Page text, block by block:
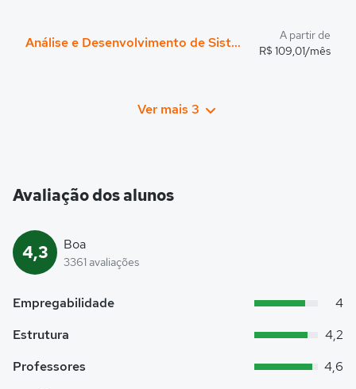
Análise e Desenvolvimento de Sistemas
A partir de
R$ 109,01/mês
Ver mais 3
Avaliação dos alunos
4,3 Boa
3361 avaliações
Empregabilidade
4
Estrutura
4,2
Professores
4,6